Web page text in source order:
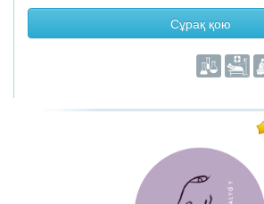
Сұрақ қою